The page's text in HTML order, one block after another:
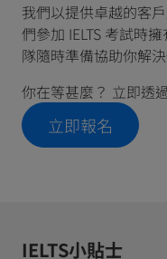
我們以提供卓越的客
們參加 IELTS 考試時
隊隨時準備協助你解
你在等甚麼？ 立即透
立即報名
IELTS小貼士